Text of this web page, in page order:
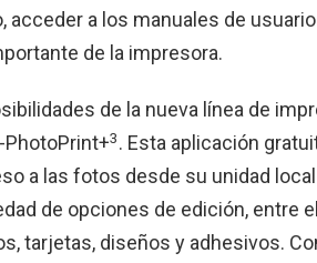
acceder a los manuales de
de la impresora.
de la nueva línea de
PhotoPrint+3. Esta aplicación
a las fotos desde su unidad
de opciones de edición, entre
tarjetas, diseños y adhesivos.